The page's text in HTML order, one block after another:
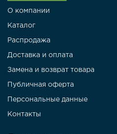
О компании
Каталог
Распродажа
Доставка и оплата
Замена и возврат товара
Публичная оферта
Персональные данные
Контакты